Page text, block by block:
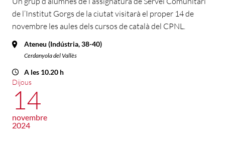
de l’Institut Gorgs de la ciutat visitarà el proper 14 de
novembre les aules dels cursos de català del CPNL.
Ateneu (Indústria, 38-40)
Cerdanyola del Vallès
A les 10.20 h
Dijous
14
novembre
2024